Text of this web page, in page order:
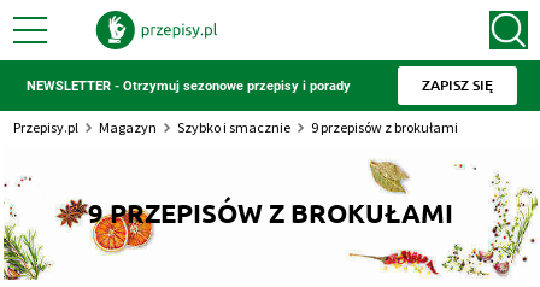
NEWSLETTER - Otrzymuj sezonowe przepisy i porady ZAPISZ SIĘ
Przepisy.pl Magazyn Szybko i smacznie 9 przepisów z brokułami
9 PRZEPISÓW Z BROKUŁAMI